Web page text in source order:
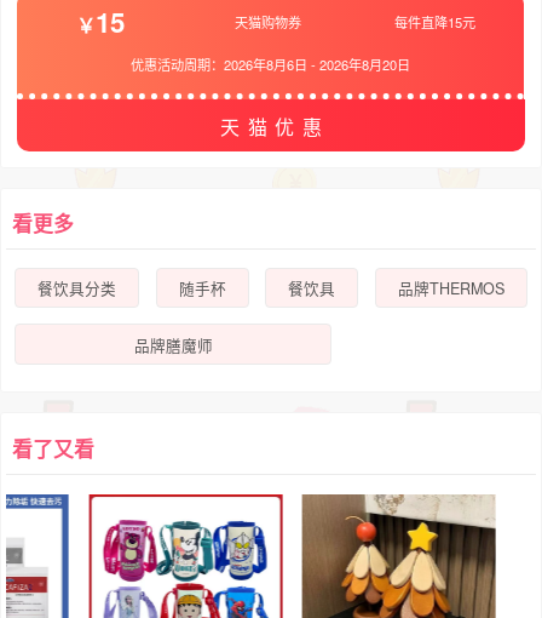
15 天猫购物券 每件直降15元
优惠活动周期：2026年8月6日 -2026年8月20日
天猫优惠
看更多
餐饮具分类 随手杯 餐饮具 品牌THERMOS
品牌膳魔师
看了又看